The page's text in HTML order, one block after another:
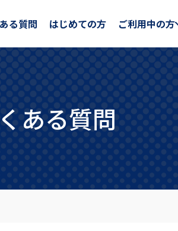
る質問 はじめての方 ご利用中の方
ある質問